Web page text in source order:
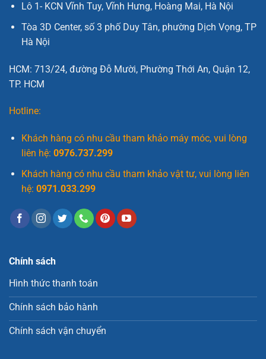
Lô 1- KCN Vĩnh Tuy, Vĩnh Hưng, Hoàng Mai, Hà Nội
Tòa 3D Center, số 3 phố Duy Tân, phường Dịch Vọng, TP
Hà Nội
HCM: 713/24, đường Đỗ Mười, Phường Thới An, Quận 12,
TP. HCM
Hotline:
Khách hàng có nhu cầu tham khảo máy móc, vui lòng
liên hệ: 0976.737.299
Khách hàng có nhu cầu tham khảo vật tư, vui lòng liên
hệ: 0971.033.299
Chính sách
Hình thức thanh toán
Chính sách bảo hành
Chính sách vận chuyển